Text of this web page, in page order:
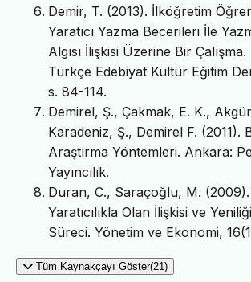
Demir, T. (2013). İlköğretim
Yaratıcı Yazma Becerileri İle
Algısı İlişkisi Üzerine Bir
Türkçe Edebiyat Kültür Eğitim
s. 84-114.
Demirel, Ş., Çakmak, E. K.,
Karadeniz, Ş., Demirel F. (2011).
Araştırma Yöntemleri. Ankara:
Yayıncılık.
Duran, C., Saraçoğlu, M.
Yaratıcılıkla Olan İlişkisi ve
Süreci. Yönetim ve Ekonomi,
Tüm Kaynakçayı Göster(21)